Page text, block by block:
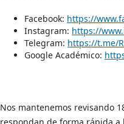
Facebook: https://
Instagram: https://
Telegram: https://t.me/
Google Académico:
Nos mantenemos revisando